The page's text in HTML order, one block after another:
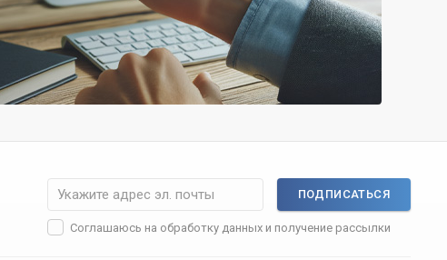
ПОДПИСАТЬСЯ
Соглашаюсь на обработку данных и получение рассылки